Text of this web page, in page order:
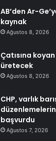
AB’den Ar-
kaynak
Ağustos 8, 2026
Çatısına
üretecek
Ağustos 8, 2026
CHP, varlık
başvurdu
Ağustos 7, 2026